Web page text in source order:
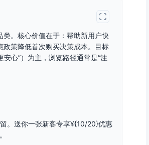
。核心价值在于：帮助新用户快
策降低首次购买决策成本。目标
心”）为主，浏览路径通常是“注
。送你一张新客专享¥{10/20}优惠